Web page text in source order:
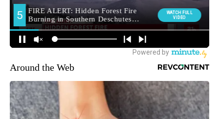
Around the Web